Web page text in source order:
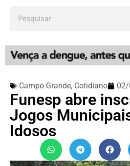
Campo Grande, Cotidiano
Funesp abre
Jogos
Idosos